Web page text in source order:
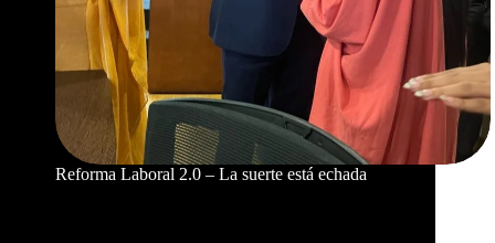
Reforma Laboral 2.0 – La suerte está echada